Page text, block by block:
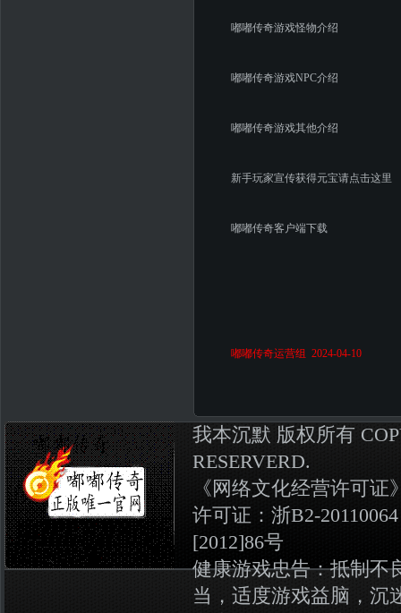
嘟嘟传奇游戏怪物介绍
嘟嘟传奇游戏NPC介绍
嘟嘟传奇游戏其他介绍
新手玩家宣传获得元宝请点击这里
嘟嘟传奇客户端下载
嘟嘟传奇运营组 2024-04-10
我本沉默 版权所有
RESERVERD.
《网络文化经营许可证
许可证：浙B2-
[2012]86号
健康游戏忠告：抵制不
当，适度游戏益脑，沉